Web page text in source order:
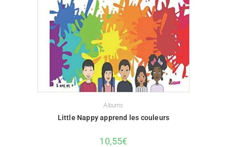
Albums
Little Nappy apprend les couleurs
10,55€